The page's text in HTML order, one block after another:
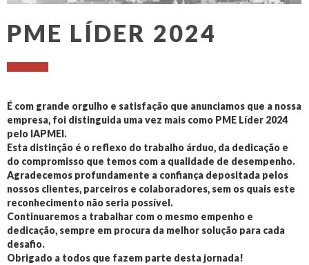
PME LÍDER 2024
É com grande orgulho e satisfação que anunciamos que a nossa
empresa, foi distinguida uma vez mais como PME Líder 2024
pelo IAPMEI.
Esta distinção é o reflexo do trabalho árduo, da dedicação e
do compromisso que temos com a qualidade de desempenho.
Agradecemos profundamente a confiança depositada pelos
nossos clientes, parceiros e colaboradores, sem os quais este
reconhecimento não seria possível.
Continuaremos a trabalhar com o mesmo empenho e
dedicação, sempre em procura da melhor solução para cada
desafio.
Obrigado a todos que fazem parte desta jornada!